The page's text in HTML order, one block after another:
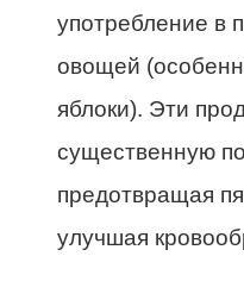
употребление в
овощей
яблоки). Эти
существенную
предотвращая
улучшая